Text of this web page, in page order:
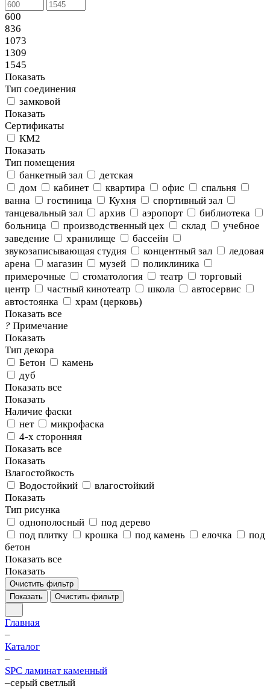
600
836
1073
1309
1545
Показать
Тип соединения
замковой
Показать
Сертификаты
КМ2
Показать
Тип помещения
банкетный зал
детская
дом
кабинет квартира офис
спальня
ванна
гостиница Кухня
спортивный зал
танцевальный зал
архив аэропорт
библиотека
больница
производственный цех склад
учебное
заведение
хранилище
бассейн
звукозаписывающая студия
концентный зал
ледовая
арена
магазин музей
поликлиника
примерочные
стоматология театр
торговый
центр
частный кинотеатр школа
автосервис
автостоянка
храм (церковь)
Показать все
? Примечание
Показать
Тип декора
Бетон
камень
дуб
Показать все
Показать
Наличие фаски
нет
микрофаска
4-х сторонняя
Показать все
Показать
Влагостойкость
Водостойкий
влагостойкий
Показать
Тип рисунка
однополосный
под дерево
под плитку
крошка под камень елочка
под
бетон
Показать все
Показать
Очистить фильтр
Показать
Очистить фильтр
Главная
–
Каталог
–
SPC ламинат каменный
–серый светлый